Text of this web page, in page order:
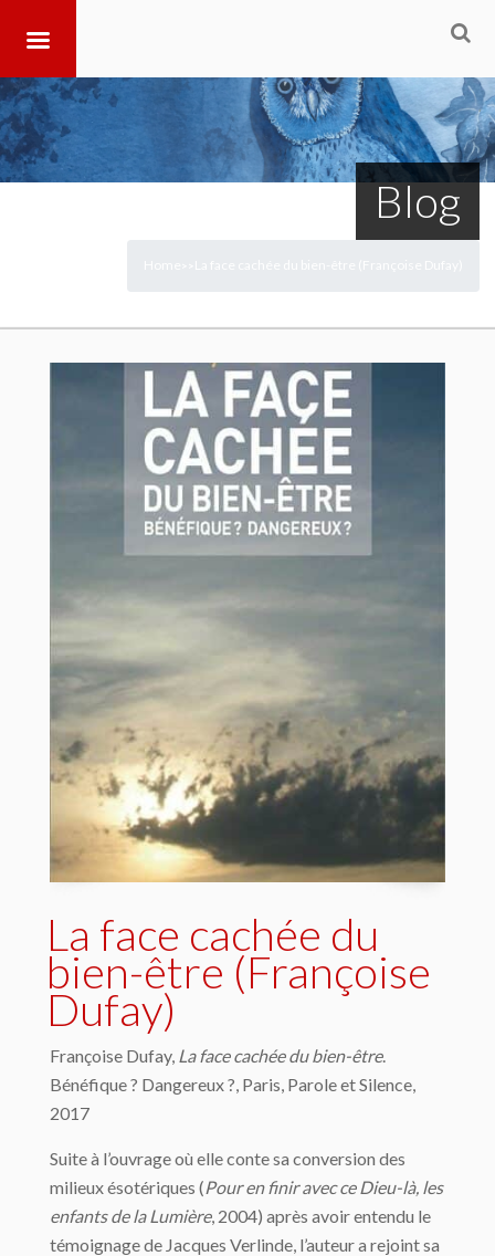
Blog
La face cachée du
bien-être (Françoise
Dufay)
Françoise Dufay, La face cachée du bien-être.
Bénéfique ? Dangereux ?, Paris, Parole et Silence,
2017
Suite à l’ouvrage où elle conte sa conversion des
milieux ésotériques (Pour en finir avec ce Dieu-là, les
enfants de la Lumière, 2004) après avoir entendu le
témoignage de Jacques Verlinde, l’auteur a rejoint sa